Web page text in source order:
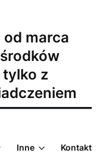
od marca
z
Inne Kontakt